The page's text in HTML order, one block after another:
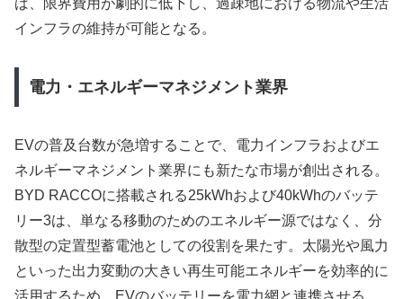
ば、限界費用が劇的に低下し、過疎地における物流や生活
インフラの維持が可能となる。
電力・エネルギーマネジメント業界
EVの普及台数が急増することで、電力インフラおよびエ
ネルギーマネジメント業界にも新たな市場が創出される。
BYD RACCOに搭載される25kWhおよび40kWhのバッテ
リー3は、単なる移動のためのエネルギー源ではなく、分
散型の定置型蓄電池としての役割を果たす。太陽光や風力
といった出力変動の大きい再生可能エネルギーを効率的に
活用するため、EVのバッテリーを電力網と連携させる